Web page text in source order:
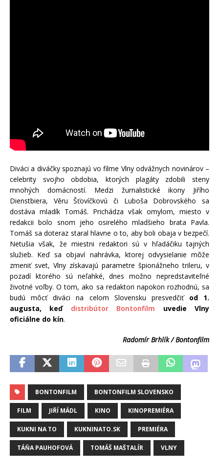
Diváci a diváčky spoznajú vo filme Vlny odvážnych novinárov –
celebrity svojho obdobia, ktorých plagáty zdobili steny
mnohých domácností. Medzi žurnalistické ikony Jiřího
Dienstbiera, Věru Šťovíčkovú či Luboša Dobrovského sa
dostáva mladík Tomáš. Prichádza však omylom, miesto v
redakcii bolo snom jeho osirelého mladšieho brata Pavla.
Tomáš sa doteraz staral hlavne o to, aby boli obaja v bezpečí.
Netušia však, že miestni redaktori sú v hľadáčiku tajných
služieb. Keď sa objaví nahrávka, ktorej odvysielanie môže
zmeniť svet, Vlny získavajú parametre špionážneho trileru, v
pozadí ktorého sú neľahké, dnes možno nepredstaviteľné
životné voľby. O tom, ako sa redaktori napokon rozhodnú, sa
budú môcť diváci na celom Slovensku presvedčiť od 1.
augusta, keď distribútor Bontonfilm uvedie Vlny
oficiálne do kín.
Radomír Brhlík / Bontonfilm
BONTONFILM BONTONFILM SLOVENSKO
FILM JIŘÍ MÁDL KINO KINOPREMIÉRA
KUKNI NA TO KUKNINATO.SK PREMIÉRA
TÁŇA PAUHOFOVÁ TOMÁŠ MAŠTALÍR VLNY